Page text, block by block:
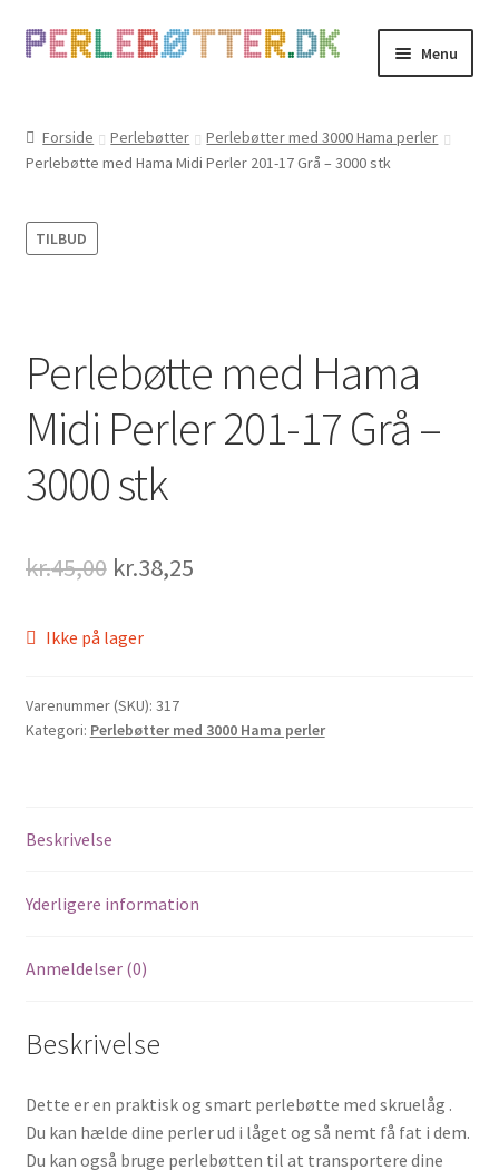
Spring
Spring
Menu
Kasse
Kontakt
PERSONDATAPOLITIK HOS JULIE PEDERSEN
Forside Perlebøtter
Perlebøtter med 3000 Hama perler
Perlebøtte med Hama Midi Perler 201-17 Grå – 3000 stk
TILBUD
Perlebøtte med Hama
Midi Perler 201-17 Grå –
3000 stk
kr.45,00 Original
was:
kr.38,25Current
Ikke på lager
Varenummer (SKU): 317
Kategori: Perlebøtter med 3000 Hama perler
Beskrivelse
Yderligere information
Anmeldelser (0)
Beskrivelse
Dette er en praktisk og smart perlebøtte med skruelåg .
Du kan hælde dine perler ud i låget og så nemt få fat i dem.
Du kan også bruge perlebøtten til at transportere dine